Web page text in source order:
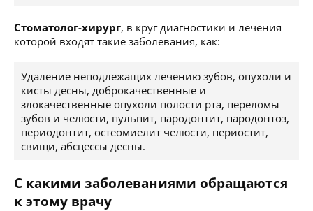
Стоматолог-хирург, в круг диагностики и лечения
которой входят такие заболевания, как:
Удаление неподлежащих лечению зубов, опухоли и
кисты десны, доброкачественные и
злокачественные опухоли полости рта, переломы
зубов и челюсти, пульпит, пародонтит, пародонтоз,
периодонтит, остеомиелит челюсти, периостит,
свищи, абсцессы десны.
С какими заболеваниями обращаются
к этому врачу